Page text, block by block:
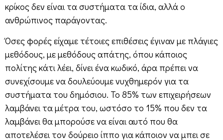
κρίκος δεν είναι τα συστήματα τα ίδια, αλλά ο
ανθρώπινος παράγοντας.
Όσες φορές είχαμε τέτοιες επιθέσεις έγιναν με πλάγιες
μεθόδους, με μεθόδους απάτης, όπου κάποιος
πολίτης κάτι λέει, δίνει ένα κωδικό, άρα πρέπει να
συνεχίσουμε να δουλεύουμε νυχθημερόν για τα
συστήματα του δημόσιου. Το 85% των επιχειρήσεων
λαμβάνει τα μέτρα του, ωστόσο το 15% που δεν τα
λαμβάνει θα μπορούσε να είναι αυτό που θα
αποτελέσει τον δούρειο ίππο για κάποιον να μπει σε